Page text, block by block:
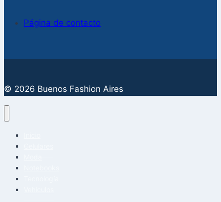
Página de contacto
© 2026 Buenos Fashion Aires